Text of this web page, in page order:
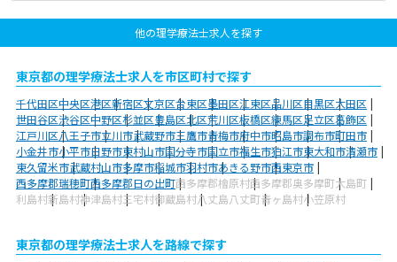
他の理学療法士求人を探す
東京都の理学療法士求人を市区町村で探す
千代田区中央区港区新宿区文京区台東区墨田区江東区品川区目黒区大田区
世田谷区渋谷区中野区杉並区豊島区北区荒川区板橋区練馬区足立区葛飾区
江戸川区八王子市立川市武蔵野市三鷹市青梅市府中市昭島市調布市町田市
小金井市小平市日野市東村山市国分寺市国立市福生市狛江市東大和市清瀬市
東久留米市武蔵村山市多摩市稲城市羽村市あきる野市西東京市
西多摩郡瑞穂町西多摩郡日の出町西多摩郡檜原村西多摩郡奥多摩町大島町
利島村新島村神津島村三宅村御蔵島村八丈島八丈町青ヶ島村小笠原村
東京都の理学療法士求人を路線で探す